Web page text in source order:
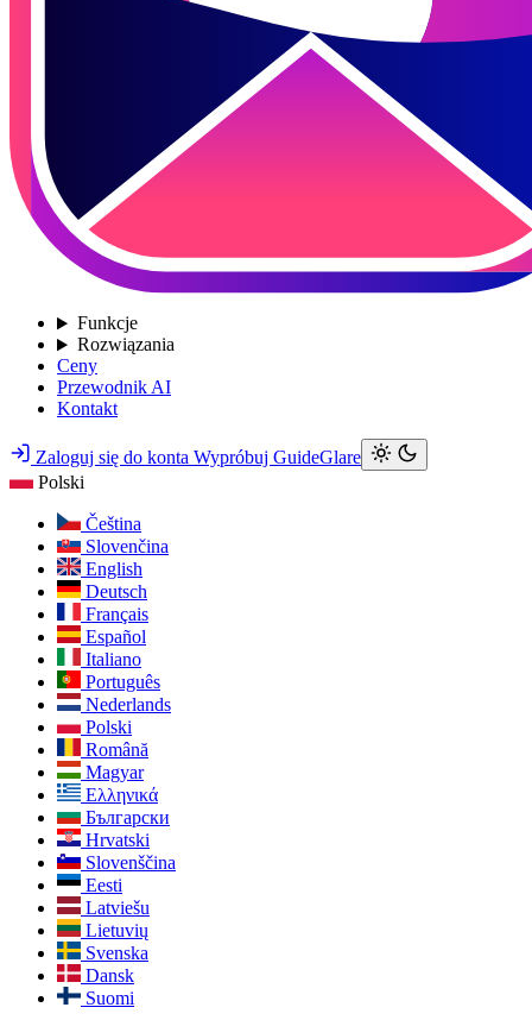
Funkcje
Rozwiązania
Ceny
Przewodnik AI
Kontakt
Zaloguj się do konta Wypróbuj GuideGlare
Polski
Čeština
Slovenčina
English
Deutsch
Français
Español
Italiano
Português
Nederlands
Polski
Română
Magyar
Ελληνικά
Български
Hrvatski
Slovenščina
Eesti
Latviešu
Lietuvių
Svenska
Dansk
Suomi